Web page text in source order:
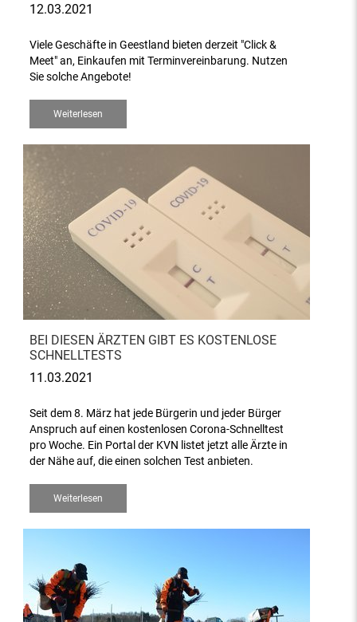
12.03.2021
Viele Geschäfte in Geestland bieten derzeit "Click &
Meet" an, Einkaufen mit Terminvereinbarung. Nutzen
Sie solche Angebote!
Weiterlesen
BEI DIESEN ÄRZTEN GIBT ES KOSTENLOSE
SCHNELLTESTS
11.03.2021
Seit dem 8. März hat jede Bürgerin und jeder Bürger
Anspruch auf einen kostenlosen Corona-Schnelltest
pro Woche. Ein Portal der KVN listet jetzt alle Ärzte in
der Nähe auf, die einen solchen Test anbieten.
Weiterlesen